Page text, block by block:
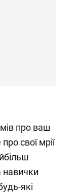
про ваш
свої мрії
навички
які